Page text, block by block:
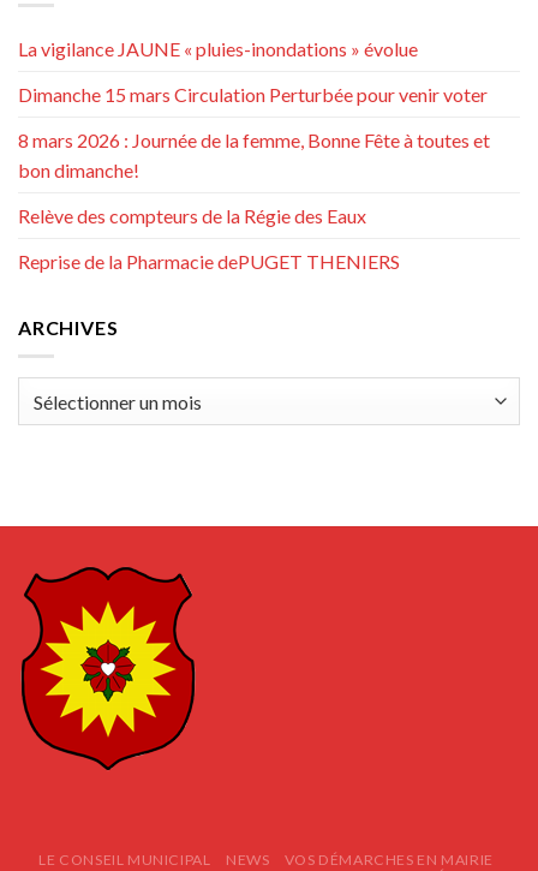
La vigilance JAUNE « pluies-inondations » évolue
Dimanche 15 mars Circulation Perturbée pour venir voter
8 mars 2026 : Journée de la femme, Bonne Fête à toutes et
bon dimanche!
Relève des compteurs de la Régie des Eaux
Reprise de la Pharmacie dePUGET THENIERS
ARCHIVES
LE CONSEIL MUNICIPAL NEWS
VOS DÉMARCHES EN MAIRIE